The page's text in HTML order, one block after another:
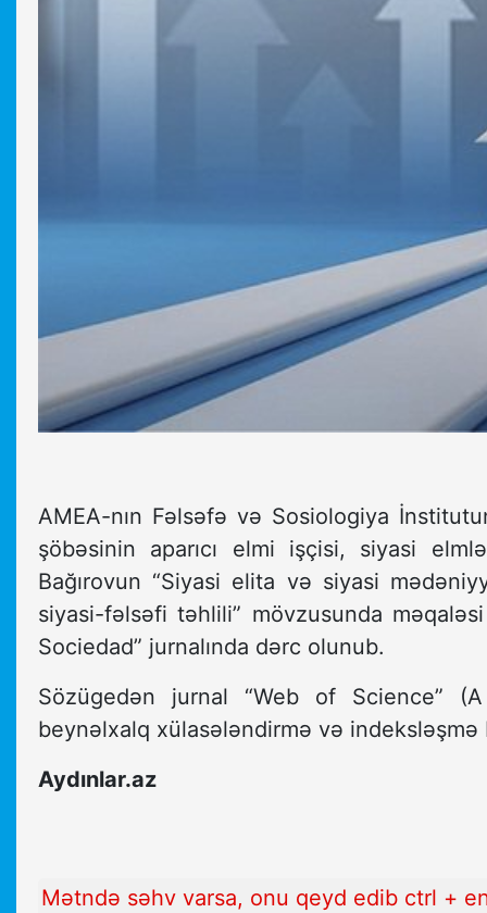
AMEA-nın Fəlsəfə və Sosiologiya
şöbəsinin aparıcı elmi işçisi, siyasi
Bağırovun “Siyasi elita və siyasi
siyasi-fəlsəfi təhlili” mövzusunda
Sociedad” jurnalında dərc olunub.
Sözügedən jurnal “Web of Science”
beynəlxalq xülasələndirmə və indeksləşmə
Aydınlar.az
Mətndə səhv varsa, onu qeyd edib ctrl +